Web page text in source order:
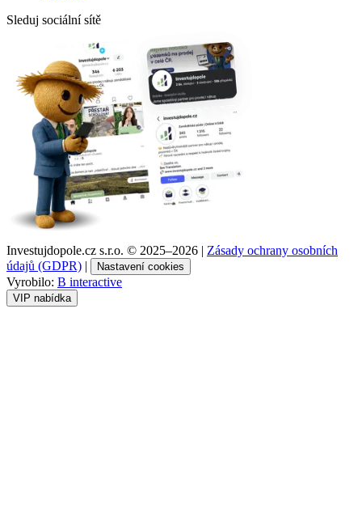
Sleduj sociální sítě
Investujdopole.cz s.r.o. © 2025–2026 | Zásady ochrany osobních
údajů (GDPR) | Nastavení cookies
Vyrobilo: B interactive
VIP nabídka